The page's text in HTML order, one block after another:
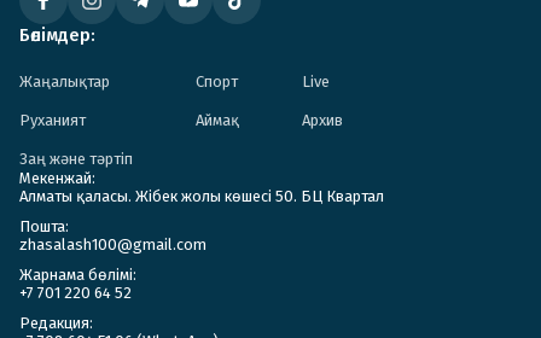
Бөлімдер:
Жаңалықтар Спорт Live
Руханият Аймақ Архив
Заң және тәртіп
Мекенжай:
Алматы қаласы. Жібек жолы көшесі 50. БЦ Квартал
Пошта:
zhasalash100@gmail.com
Жарнама бөлімі:
+7 701 220 64 52
Редакция: